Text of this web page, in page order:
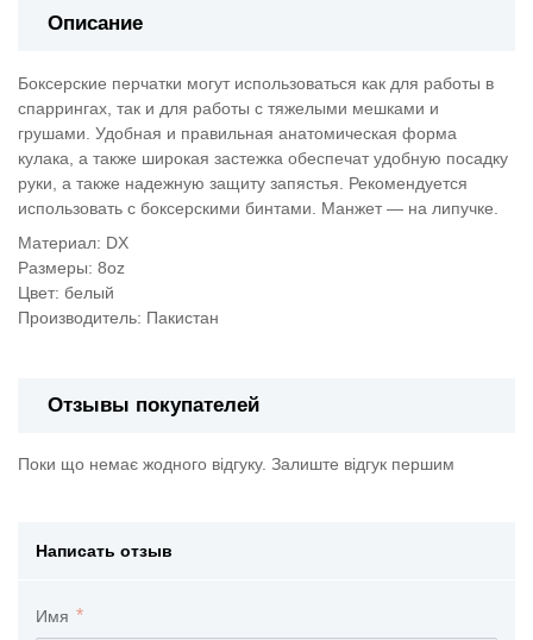
Описание
Боксерские перчатки могут использоваться как для работы в
спаррингах, так и для работы с тяжелыми мешками и
грушами. Удобная и правильная анатомическая форма
кулака, а также широкая застежка обеспечат удобную посадку
руки, а также надежную защиту запястья. Рекомендуется
использовать с боксерскими бинтами. Манжет ― на липучке.
Материал: DX
Размеры: 8oz
Цвет: белый
Производитель: Пакистан
Отзывы покупателей
Поки що немає жодного відгуку. Залиште відгук першим
Написать отзыв
Имя